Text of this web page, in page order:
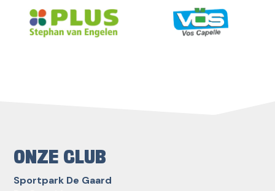
ONZE CLUB
Sportpark De Gaard